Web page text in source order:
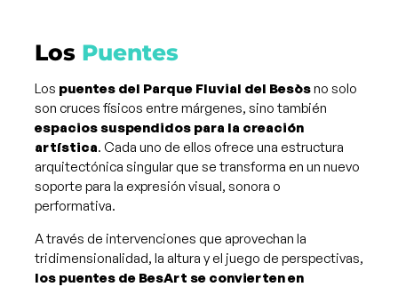
Los puentes del Parque Fluvial del Besòsno solo
son cruces físicos entre márgenes, sino también
espacios suspendidos para la creación
artística. Cada uno de ellos ofrece una estructura
arquitectónica singular que se transforma en un nuevo
soporte para la expresión visual, sonora o
performativa.
A través de intervenciones que aprovechan la
tridimensionalidad, la altura y el juego de perspectivas,
los puentes de BesArt se convierten en
Los Puentes